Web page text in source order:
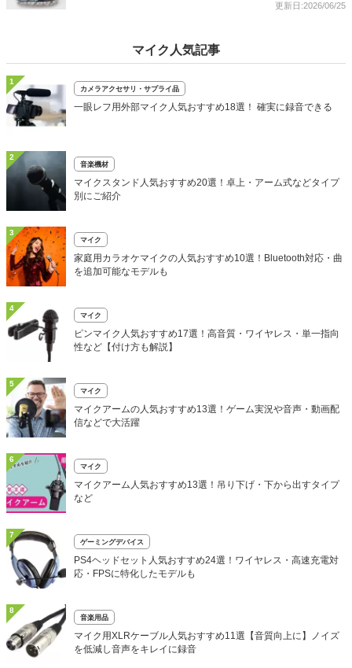
更新日:2026/06/25
マイク人気記事
1
カメラアクセサリ・サプライ品
一眼レフ用外部マイク人気おすすめ18選！ 確実に録音できる
2
音楽機材
マイクスタンド人気おすすめ20選！卓上・アーム式などタイプ
別にご紹介
3
マイク
家庭用カラオケマイクの人気おすすめ10選！Bluetooth対応・曲
を追加可能なモデルも
4
マイク
ピンマイク人気おすすめ17選！高音質・ワイヤレス・単一指向
性など【付け方も解説】
5
マイク
マイクアームの人気おすすめ13選！ゲーム実況や音声・動画配
信などで大活躍
6
マイク
マイクアーム人気おすすめ13選！吊り下げ・下から出すタイプ
など
7
ゲーミングデバイス
PS4ヘッドセット人気おすすめ24選！ワイヤレス・高速充電対
応・FPSに特化したモデルも
8
音楽用品
マイク用XLRケーブル人気おすすめ11選【音質向上に】ノイズ
を低減し音声をキレイに録音